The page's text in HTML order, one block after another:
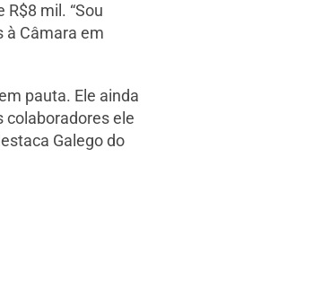
mil. “Sou
à Câmara em
pauta. Ele ainda
colaboradores ele
Galego do